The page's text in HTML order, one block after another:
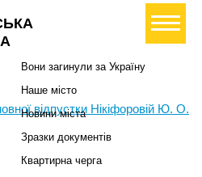
петицію
відпустки Нікіфоровій Ю. О.
Громадянам
Вони загинули за Україну
Наше місто
Новини міста
Зразки документів
Квартирна черга